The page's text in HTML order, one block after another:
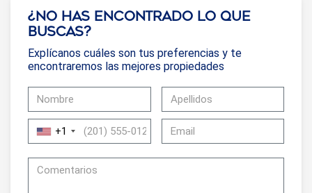
¿No has encontrado lo que
buscas?
Explícanos cuáles son tus preferencias y te
encontraremos las mejores propiedades
+1